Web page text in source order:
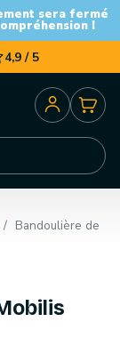
sera fermé
!
4,9 / 5
Bandoulière de